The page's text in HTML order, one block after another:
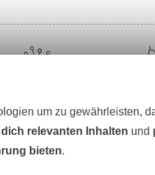
um zu gewährleisten,
relevanten Inhalten und
bieten.